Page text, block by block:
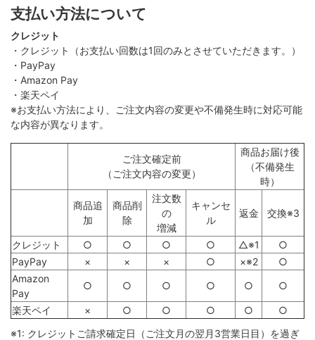
支払い方法について
クレジット
・クレジット（お支払い回数は1回のみとさせていただきます。）
・PayPay
・Amazon Pay
・楽天ペイ
※お支払い方法により、ご注文内容の変更や不備発生時に対応可能
な内容が異なります。
ご注文確定前
（ご注文内容の変更）
商品お届け後
（不備発生
時）
商品追
加
商品削
除
注文数
の
増減
キャンセ
ル
返金 交換※3
クレジット ○ ○ ○ ○ △※1
○
PayPay
× × × ○ ×※2
○
Amazon
Pay
○ ○ ○ ○ ○ ○
楽天ペイ × ○ ○ ○ ○
○
※1: クレジットご請求確定日（ご注文月の翌月3営業日目）を過ぎ